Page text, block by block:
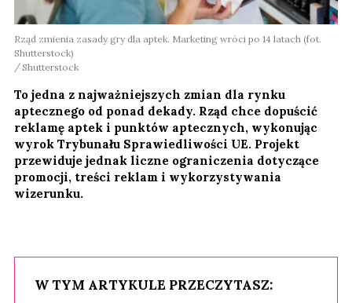
Rząd zmienia zasady gry dla aptek. Marketing wróci po 14 latach (fot.
Shutterstock)
Shutterstock
To jedna z najważniejszych zmian dla rynku
aptecznego od ponad dekady. Rząd chce dopuścić
reklamę aptek i punktów aptecznych, wykonując
wyrok Trybunału Sprawiedliwości UE. Projekt
przewiduje jednak liczne ograniczenia dotyczące
promocji, treści reklam i wykorzystywania
wizerunku.
W TYM ARTYKULE PRZECZYTASZ: